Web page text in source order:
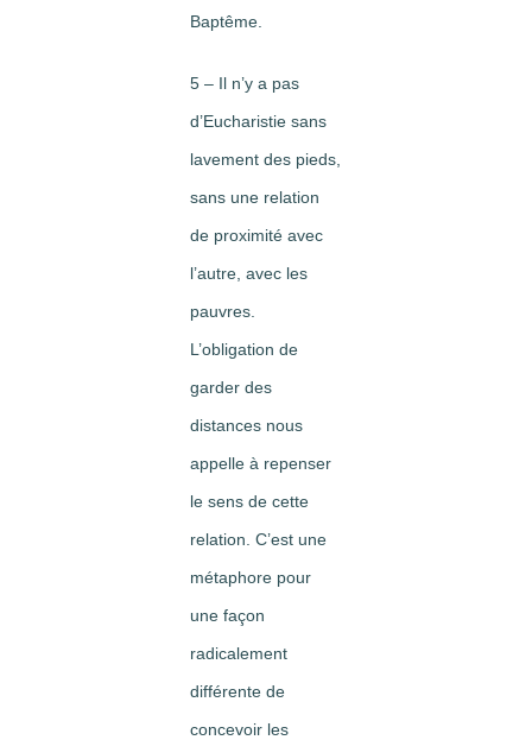
Baptême.
5 – Il n’y a pas
d’Eucharistie sans
lavement des pieds,
sans une relation
de proximité avec
l’autre, avec les
pauvres.
L’obligation de
garder des
distances nous
appelle à repenser
le sens de cette
relation. C’est une
métaphore pour
une façon
radicalement
différente de
concevoir les